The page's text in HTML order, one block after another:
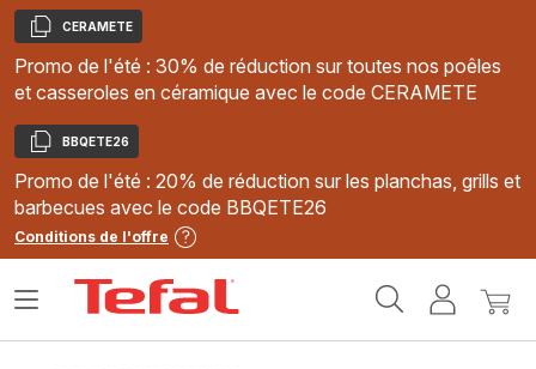
Copier
CERAMETE
Promo de l'été : 30% de réduction sur toutes nos poêles
et casseroles en céramique avec le code CERAMETE
Copier
BBQETE26
Promo de l'été : 20% de réduction sur les planchas, grills et
barbecues avec le code BBQETE26
Conditions de l'offre
MonMon
Ouvrir